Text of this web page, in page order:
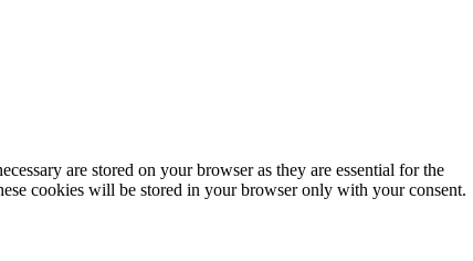
are stored on your browser as they are essential for the
cookies will be stored in your browser only with your consent.